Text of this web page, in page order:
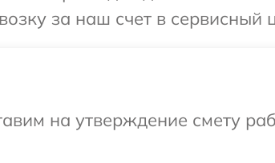
за наш счет в сервисный
на утверждение смету